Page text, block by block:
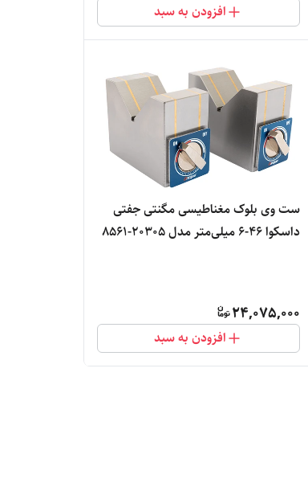
افزودن به سبد
ست وی بلوک مغناطیسی مگنتی جفتی
داسکوا 46-6 میلی‌متر مدل 20305-8561
24,075,000
افزودن به سبد